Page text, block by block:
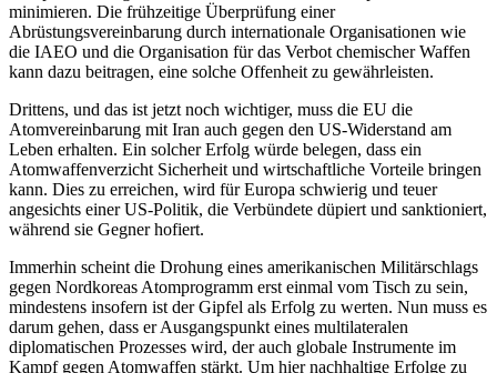
minimieren. Die frühzeitige Überprüfung einer
Abrüstungsvereinbarung durch internationale Organisationen wie
die IAEO und die Organisation für das Verbot chemischer Waffen
kann dazu beitragen, eine solche Offenheit zu gewährleisten.
Drittens, und das ist jetzt noch wichtiger, muss die EU die
Atomvereinbarung mit Iran auch gegen den US-Widerstand am
Leben erhalten. Ein solcher Erfolg würde belegen, dass ein
Atomwaffenverzicht Sicherheit und wirtschaftliche Vorteile bringen
kann. Dies zu erreichen, wird für Europa schwierig und teuer
angesichts einer US-Politik, die Verbündete düpiert und sanktioniert,
während sie Gegner hofiert.
Immerhin scheint die Drohung eines amerikanischen Militärschlags
gegen Nordkoreas Atomprogramm erst einmal vom Tisch zu sein,
mindestens insofern ist der Gipfel als Erfolg zu werten. Nun muss es
darum gehen, dass er Ausgangspunkt eines multilateralen
diplomatischen Prozesses wird, der auch globale Instrumente im
Kampf gegen Atomwaffen stärkt. Um hier nachhaltige Erfolge zu